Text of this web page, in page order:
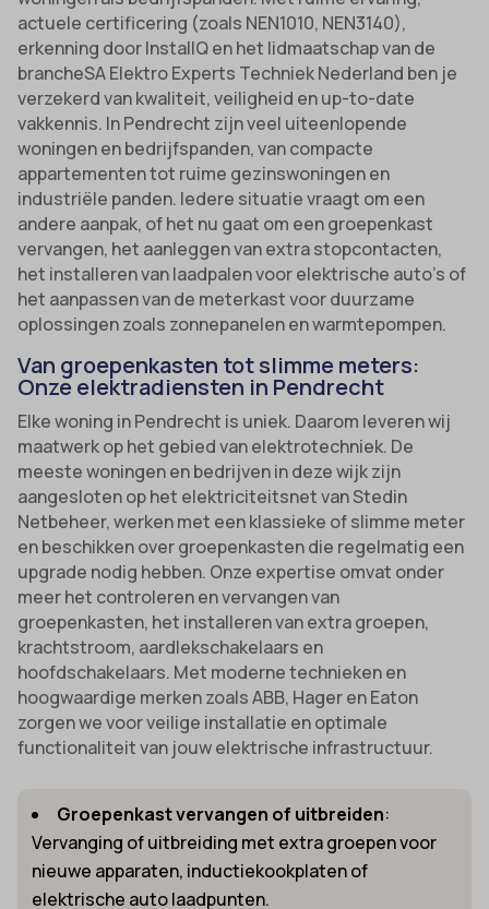
actuele certificering (zoals NEN1010, NEN3140),
erkenning door InstallQ en het lidmaatschap van de
brancheSA Elektro Experts Techniek Nederland ben je
verzekerd van kwaliteit, veiligheid en up-to-date
vakkennis. In Pendrecht zijn veel uiteenlopende
woningen en bedrijfspanden, van compacte
appartementen tot ruime gezinswoningen en
industriële panden. Iedere situatie vraagt om een
andere aanpak, of het nu gaat om een groepenkast
vervangen, het aanleggen van extra stopcontacten,
het installeren van laadpalen voor elektrische auto’s of
het aanpassen van de meterkast voor duurzame
oplossingen zoals zonnepanelen en warmtepompen.
Van groepenkasten tot slimme meters:
Onze elektradiensten in Pendrecht
Elke woning in Pendrecht is uniek. Daarom leveren wij
maatwerk op het gebied van elektrotechniek. De
meeste woningen en bedrijven in deze wijk zijn
aangesloten op het elektriciteitsnet van Stedin
Netbeheer, werken met een klassieke of slimme meter
en beschikken over groepenkasten die regelmatig een
upgrade nodig hebben. Onze expertise omvat onder
meer het controleren en vervangen van
groepenkasten, het installeren van extra groepen,
krachtstroom, aardlekschakelaars en
hoofdschakelaars. Met moderne technieken en
hoogwaardige merken zoals ABB, Hager en Eaton
zorgen we voor veilige installatie en optimale
functionaliteit van jouw elektrische infrastructuur.
Groepenkast vervangen of uitbreiden:
Vervanging of uitbreiding met extra groepen voor
nieuwe apparaten, inductiekookplaten of
elektrische auto laadpunten.